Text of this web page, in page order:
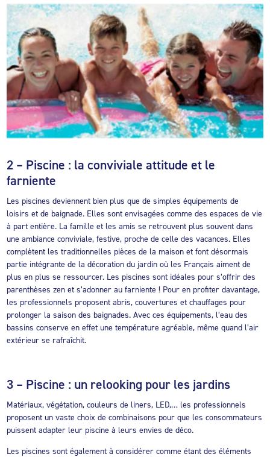
2 – Piscine : la conviviale attitude et le
farniente
Les piscines deviennent bien plus que de simples équipements de
loisirs et de baignade. Elles sont envisagées comme des espaces de vie
à part entière. La famille et les amis se retrouvent plus souvent dans
une ambiance conviviale, festive, proche de celle des vacances. Elles
complètent les traditionnelles pièces de la maison et font désormais
partie intégrante de la décoration du jardin où les Français aiment de
plus en plus se ressourcer. Les piscines sont idéales pour s’offrir des
parenthèses zen et s’adonner au farniente ! Pour en profiter davantage,
les professionnels proposent abris, couvertures et chauffages pour
prolonger la saison des baignades. Avec ces équipements, l’eau des
bassins conserve en effet une température agréable, même quand l’air
extérieur se rafraîchit.
3 – Piscine : un relooking pour les jardins
Matériaux, végétation, couleurs de liners, LED,… les professionnels
proposent un vaste choix de combinaisons pour que les consommateurs
puissent adapter leur piscine à leurs envies de déco.
Les piscines sont également à considérer comme étant des éléments